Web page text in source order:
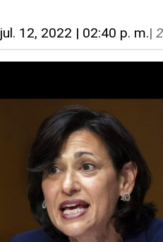
jul. 12, 2022 | 02:40 p. m.|